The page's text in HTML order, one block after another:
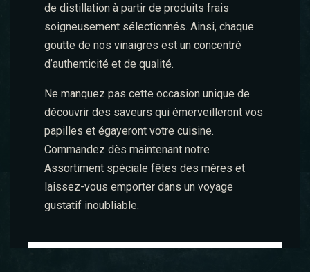
de distillation à partir de produits frais
soigneusement sélectionnés. Ainsi, chaque
goutte de nos vinaigres est un concentré
d’authenticité et de qualité.
Ne manquez pas cette occasion unique de
découvrir des saveurs qui émerveilleront vos
papilles et égayeront votre cuisine.
Commandez dès maintenant notre
Assortiment spéciale fêtes des mères et
laissez-vous emporter dans un voyage
gustatif inoubliable.